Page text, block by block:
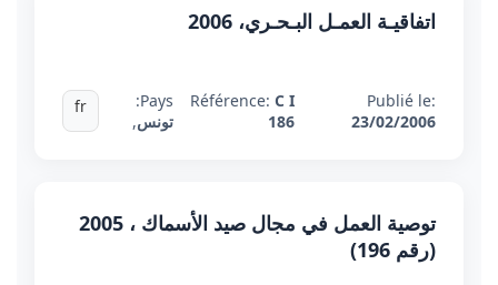
اتفاقيـة العمـل البـحـري، 2006
Publié le:
23/02/2006
Référence:C I
186
Pays:
تونس,
fr
توصية العمل في مجال صيد الأسماك ، 2005
(رقم 196)